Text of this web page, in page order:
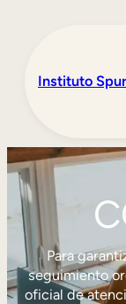
Instituto
Para
seguimiento
oficial de